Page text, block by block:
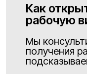
Как
рабочую
Мы
получения